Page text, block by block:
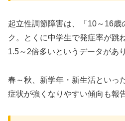
起立性調節障害は、「10～16歳
ク。とくに中学生で発症率が跳
1.5～2倍多いというデータがあ
春～秋、新学年・新生活といっ
症状が強くなりやすい傾向も報